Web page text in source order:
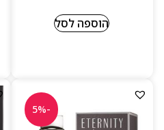
הוספה לסל
-5%